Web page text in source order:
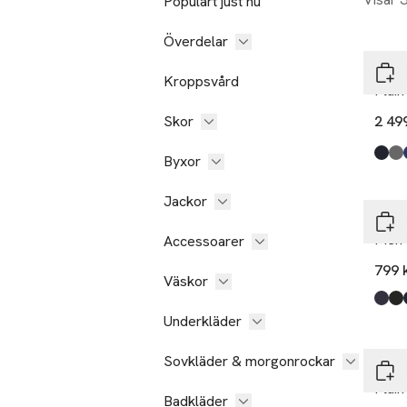
Överdelar
Kroppsvård
Skor
Byxor
Jackor
Accessoarer
Väskor
Underkläder
Sovkläder & morgonrockar
Badkläder
2
Navy,
Blue,
Black
Blue
Olive
799
Navy,
Black
Blue